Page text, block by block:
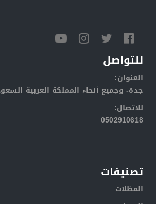
للتواصل
:العنوان
جدة- وجميع أنحاء المملكة العربية
:للاتصال
0502910618
تصنيفات
المظلات